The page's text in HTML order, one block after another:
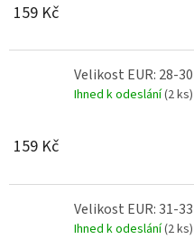
159 Kč
Velikost EUR: 28-30
Ihned k odeslání(2 ks)
159 Kč
Velikost EUR: 31-33
Ihned k odeslání(2 ks)